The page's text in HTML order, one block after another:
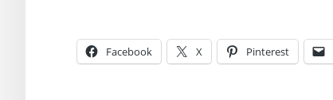
Facebook X Pinterest